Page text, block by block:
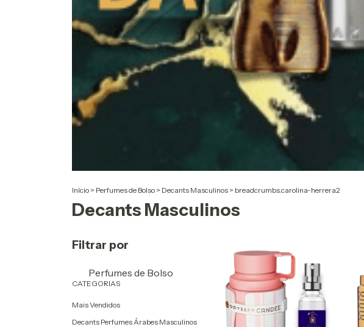
Início > Perfumes de Bolso > Decants Masculinos > breadcrumbs.carolina-herrera2
Decants Masculinos
Filtrar por
Perfumes de Bolso
CATEGORIAS
Mais Vendidos
Decants Perfumes Árabes Masculinos